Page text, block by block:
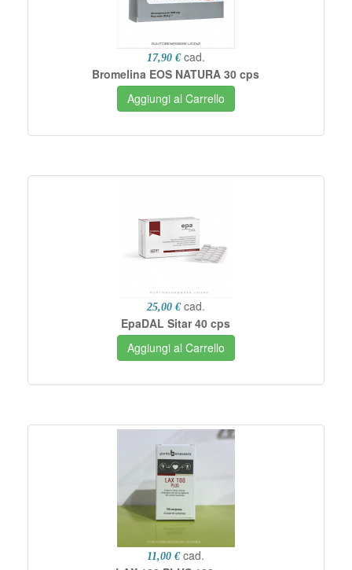
17,90 € cad.
Bromelina EOS NATURA 30 cps
Aggiungi al Carrello
25,00 € cad.
EpaDAL Sitar 40 cps
Aggiungi al Carrello
11,00 € cad.